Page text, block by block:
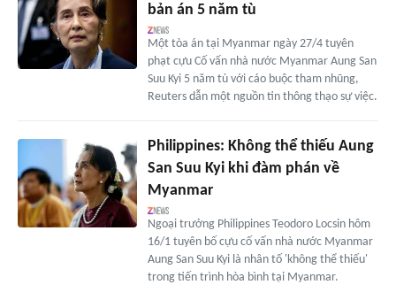
bản án 5 năm tù
Một tòa án tại Myanmar ngày 27/4 tuyên
phạt cựu Cố vấn nhà nước Myanmar Aung San
Suu Kyi 5 năm tù với cáo buộc tham nhũng,
Reuters dẫn một nguồn tin thông thạo sự việc.
Philippines: Không thể thiếu Aung
San Suu Kyi khi đàm phán về
Myanmar
Ngoại trưởng Philippines Teodoro Locsin hôm
16/1 tuyên bố cựu cố vấn nhà nước Myanmar
Aung San Suu Kyi là nhân tố 'không thể thiếu'
trong tiến trình hòa bình tại Myanmar.